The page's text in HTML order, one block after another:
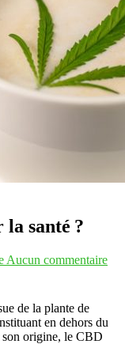
santé ?
Aucun commentaire
de la plante de
en dehors du
son origine, le CBD